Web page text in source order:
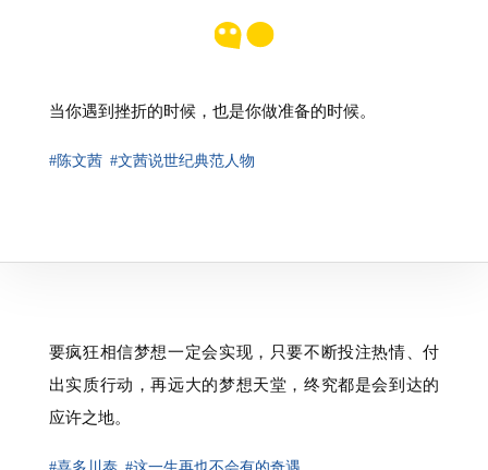
当你遇到挫折的时候，也是你做准备的时候。
#陈文茜 #文茜说世纪典范人物
要疯狂相信梦想一定会实现，只要不断投注热情、付
出实质行动，再远大的梦想天堂，终究都是会到达的
应许之地。